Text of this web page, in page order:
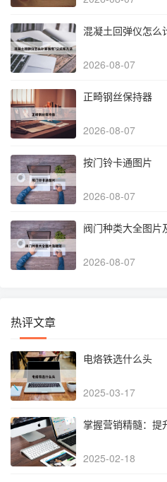
混凝土回弹仪怎么
2026-08-07
正畸钢丝保持器
2026-08-07
按门铃卡通图片
2026-08-07
阀门种类大全图片
2026-08-07
热评文章
电烙铁选什么头
2025-03-17
掌握营销精髓：提
2025-02-18